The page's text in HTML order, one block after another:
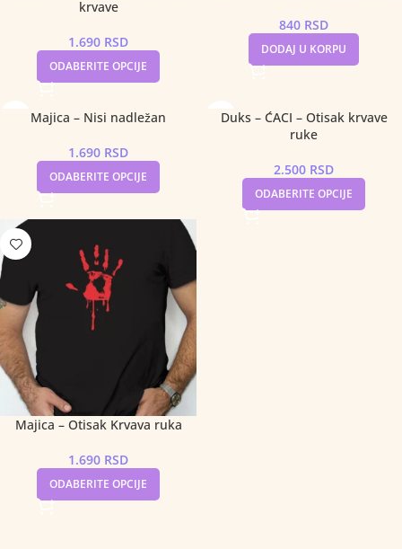
krvave
1.690 RSD
ODABERITE OPCIJE
840 RSD
DODAJ U KORPU
Majica – Nisi nadležan
1.690 RSD
ODABERITE OPCIJE
Duks – ĆACI – Otisak krvave
ruke
2.500 RSD
ODABERITE OPCIJE
Majica – Otisak Krvava ruka
1.690 RSD
ODABERITE OPCIJE